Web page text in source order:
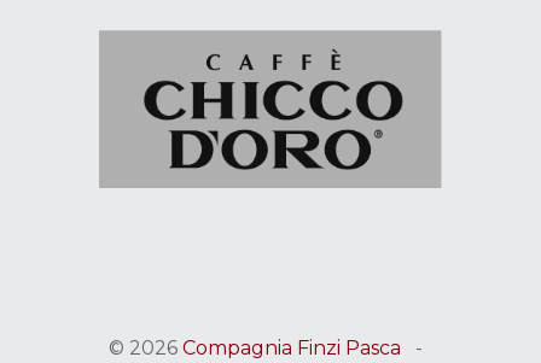
© 2026 Compagnia Finzi Pasca -